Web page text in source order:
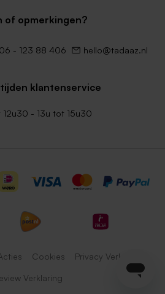
of opmerkingen?
06 - 123 88 406 hello@tadaaz.nl
klantenservice
12u30 - 13u tot 15u30
Cookies Privacy Verklaring
Verklaring